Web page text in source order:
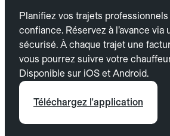
Planifiez vos trajets
confiance. Réservez à l’avance via
sécurisé. À chaque trajet une
vous pourrez suivre votre
Disponible sur iOS et Android.
Téléchargez l'application